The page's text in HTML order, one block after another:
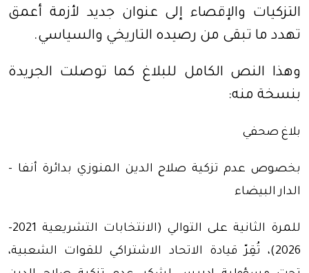
التزكيات والإقصاء إلى عنوان جديد لأزمة أعمق
تهدد ما تبقى من رصيده التاريخي والسياسي.
وهذا النص الكامل للبلاغ كما توصلت الجريدة
بنسخة منه:
بلاغ صحفي
بخصوص عدم تزكية صلاح الدين المنوزي بدائرة أنفا –
الدار البيضاء
للمرة الثانية على التوالي (الانتخابات التشريعية 2021-
2026)، تُقِرّ قيادة الاتحاد الاشتراكي للقوات الشعبية،